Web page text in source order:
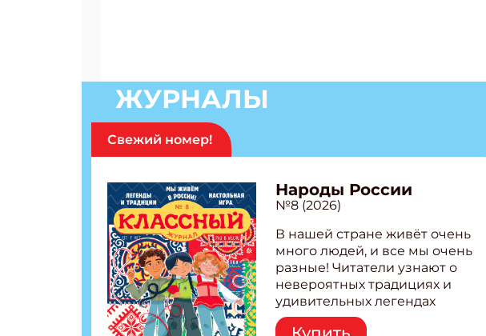
ЖУРНАЛЫ
Свежий номер!
Народы России
№8 (2026)
В нашей стране живёт очень
много людей, и все мы очень
разные! Читатели узнают о
невероятных традициях и
удивительных легендах
народов России! Внутри: